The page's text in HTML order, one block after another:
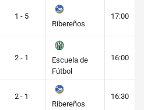
1 - 5
Ribereños
17:00
2 - 1
Escuela de
Fútbol
16:00
2 - 1
Ribereños
16:30